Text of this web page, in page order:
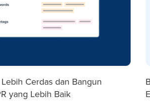
Cerdas dan Bangun
yang Lebih Baik